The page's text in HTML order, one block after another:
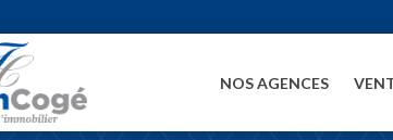
NOS AGENCES